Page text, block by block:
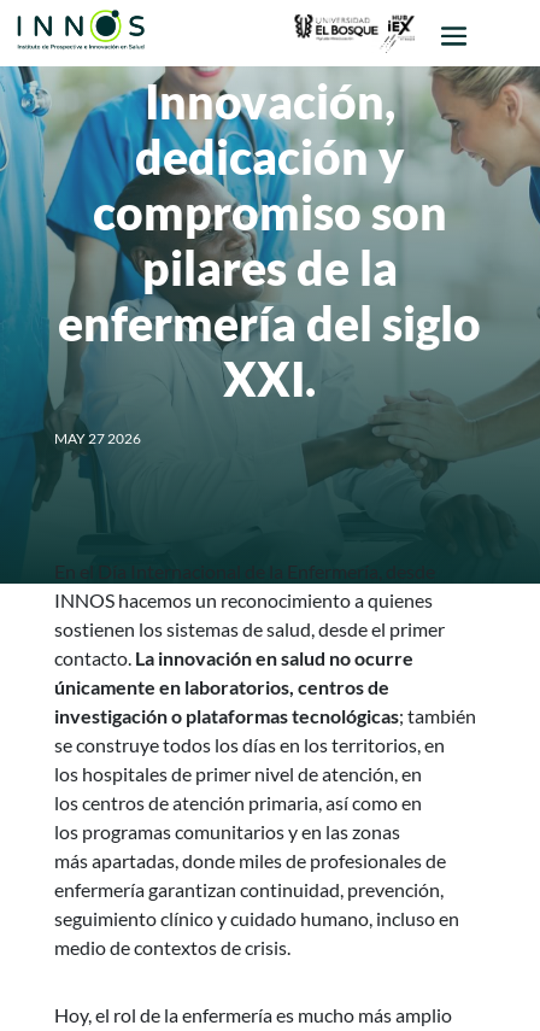
Innovación,
dedicación y
compromiso son
pilares de la
enfermería del siglo
XXI.
MAY 27 2026
En el Día Internacional de la Enfermería, desde
INNOS hacemos un reconocimiento a quienes
sostienen los sistemas de salud, desde el primer
contacto. La innovación en salud no ocurre
únicamente en laboratorios, centros de
investigación o plataformas tecnológicas; también
se construye todos los días en los territorios, en
los hospitales de primer nivel de atención, en
los centros de atención primaria, así como en
los programas comunitarios y en las zonas
más apartadas, donde miles de profesionales de
enfermería garantizan continuidad, prevención,
seguimiento clínico y cuidado humano, incluso en
medio de contextos de crisis.
Hoy, el rol de la enfermería es mucho más amplio